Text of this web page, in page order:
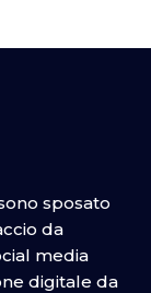
sposato
da
media
digitale da